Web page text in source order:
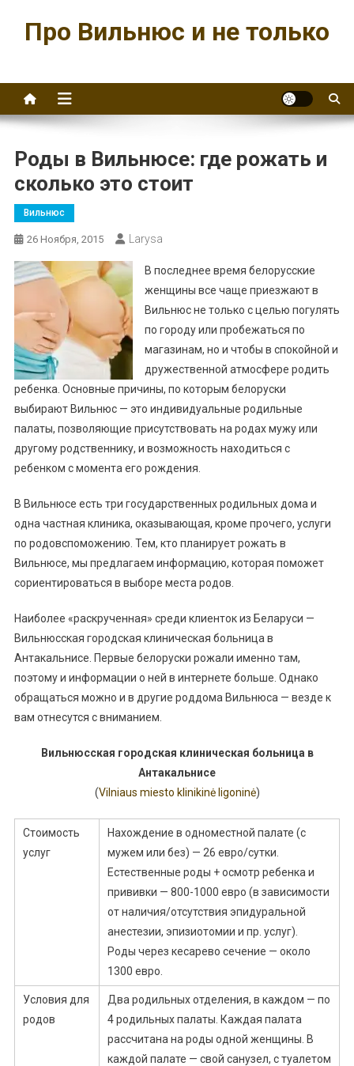
содержимому
Про Вильнюс и не только
Роды в Вильнюсе: где рожать и
сколько это стоит
Вильнюс
26 Ноября, 2015 Larysa
В последнее время белорусские
женщины все чаще приезжают в
Вильнюс не только с целью погулять
по городу или пробежаться по
магазинам, но и чтобы в спокойной и
дружественной атмосфере родить
ребенка. Основные причины, по которым белоруски
выбирают Вильнюс — это индивидуальные родильные
палаты, позволяющие присутствовать на родах мужу или
другому родственнику, и возможность находиться с
ребенком с момента его рождения.
В Вильнюсе есть три государственных родильных дома и
одна частная клиника, оказывающая, кроме прочего, услуги
по родовспоможению. Тем, кто планирует рожать в
Вильнюсе, мы предлагаем информацию, которая поможет
сориентироваться в выборе места родов.
Наиболее «раскрученная» среди клиенток из Беларуси —
Вильнюсская городская клиническая больница в
Антакальнисе. Первые белоруски рожали именно там,
поэтому и информации о ней в интернете больше. Однако
обращаться можно и в другие роддома Вильнюса — везде к
вам отнесутся с вниманием.
Вильнюсская городская клиническая больница в
Антакальнисе
(Vilniaus miesto klinikinė ligoninė)
Стоимость
услуг
Нахождение в одноместной палате (с
мужем или без) — 26 евро/сутки.
Естественные роды + осмотр ребенка и
прививки — 800-1000 евро (в зависимости
от наличия/отсутствия эпидуральной
анестезии, эпизиотомии и пр. услуг).
Роды через кесарево сечение — около
1300 евро.
Условия для
родов
Два родильных отделения, в каждом — по
4 родильных палаты. Каждая палата
рассчитана на роды одной женщины. В
каждой палате — свой санузел, с туалетом